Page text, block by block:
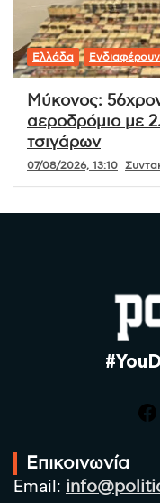
Ελλάδα Ενδιαφέρουν
Μύκονος:
αεροδρόμιο με
τσιγάρων
07/08/2026, 13:10
Επικοινωνία
Email: